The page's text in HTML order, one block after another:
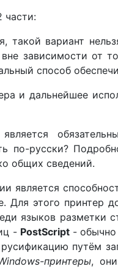
части:
такой вариант
зависимости от
способ
и дальнейшее
по-русски?
общих сведений.
является
этого принтер
языков разметки
- PostScript- обычно
путём
принтеры,